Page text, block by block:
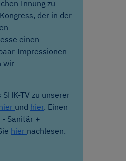
Innung zu
der in der
einen
Impressionen
wir
TV zu unserer
hier und hier. Einen
- Sanitär +
hier nachlesen.